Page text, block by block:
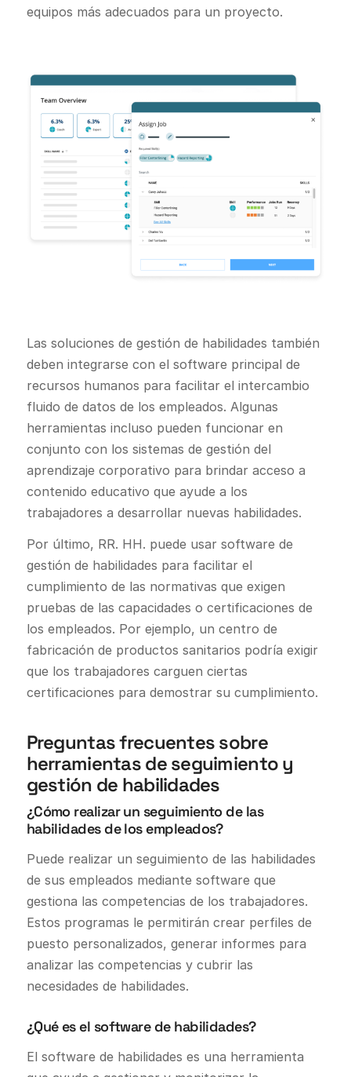
equipos más adecuados para un proyecto.
Las soluciones de gestión de habilidades también
deben integrarse con el software principal de
recursos humanos para facilitar el intercambio
fluido de datos de los empleados. Algunas
herramientas incluso pueden funcionar en
conjunto con los sistemas de gestión del
aprendizaje corporativo para brindar acceso a
contenido educativo que ayude a los
trabajadores a desarrollar nuevas habilidades.
Por último, RR. HH. puede usar software de
gestión de habilidades para facilitar el
cumplimiento de las normativas que exigen
pruebas de las capacidades o certificaciones de
los empleados. Por ejemplo, un centro de
fabricación de productos sanitarios podría exigir
que los trabajadores carguen ciertas
certificaciones para demostrar su cumplimiento.
Preguntas frecuentes sobre
herramientas de seguimiento y
gestión de habilidades
¿Cómo realizar un seguimiento de las
habilidades de los empleados?
Puede realizar un seguimiento de las habilidades
de sus empleados mediante software que
gestiona las competencias de los trabajadores.
Estos programas le permitirán crear perfiles de
puesto personalizados, generar informes para
analizar las competencias y cubrir las
necesidades de habilidades.
¿Qué es el software de habilidades?
El software de habilidades es una herramienta